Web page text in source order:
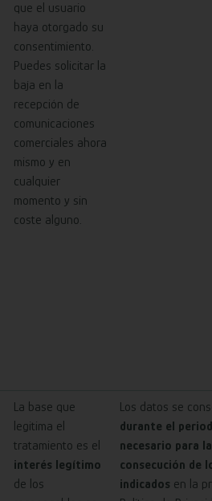
que el usuario
haya otorgado su
consentimiento.
Puedes solicitar la
baja en la
recepción de
comunicaciones
comerciales ahora
mismo y en
cualquier
momento y sin
coste alguno.
La base que
legitima el
tratamiento es el
interés legítimo
de los
Los datos se
durante el
necesario para la
consecución de
indicados en la